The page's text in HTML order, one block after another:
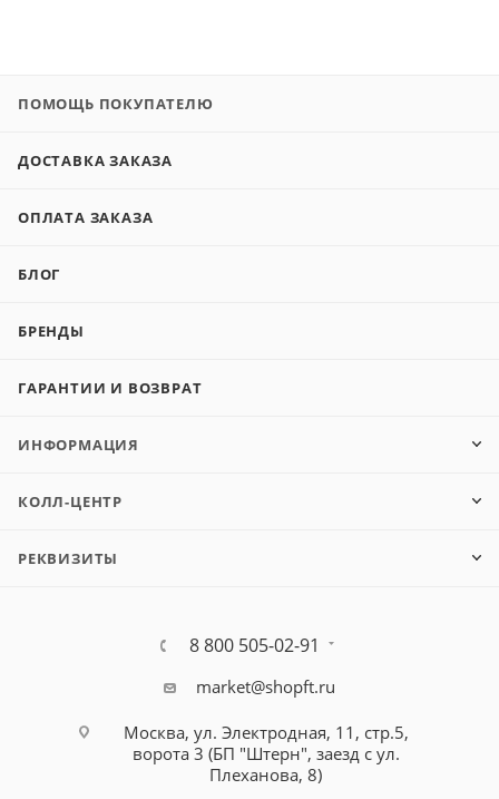
ПОМОЩЬ ПОКУПАТЕЛЮ
ДОСТАВКА ЗАКАЗА
ОПЛАТА ЗАКАЗА
БЛОГ
БРЕНДЫ
ГАРАНТИИ И ВОЗВРАТ
ИНФОРМАЦИЯ
КОЛЛ-ЦЕНТР
РЕКВИЗИТЫ
8 800 505-02-91
market@shopft.ru
Москва, ул. Электродная, 11, стр.5,
ворота 3 (БП "Штерн", заезд с ул.
Плеханова, 8)